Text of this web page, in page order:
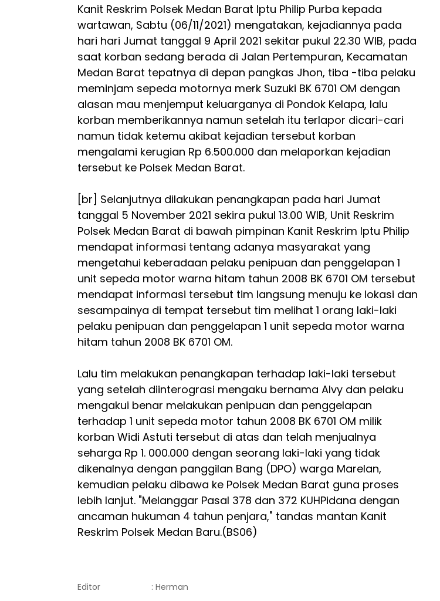
Kanit Reskrim Polsek Medan Barat Iptu Philip Purba kepada
wartawan, Sabtu (06/11/2021) mengatakan, kejadiannya pada
hari hari Jumat tanggal 9 April 2021 sekitar pukul 22.30 WIB, pada
saat korban sedang berada di Jalan Pertempuran, Kecamatan
Medan Barat tepatnya di depan pangkas Jhon, tiba -tiba pelaku
meminjam sepeda motornya merk Suzuki BK 6701 OM dengan
alasan mau menjemput keluarganya di Pondok Kelapa, lalu
korban memberikannya namun setelah itu terlapor dicari-cari
namun tidak ketemu akibat kejadian tersebut korban
mengalami kerugian Rp 6.500.000 dan melaporkan kejadian
tersebut ke Polsek Medan Barat.
[br] Selanjutnya dilakukan penangkapan pada hari Jumat
tanggal 5 November 2021 sekira pukul 13.00 WIB, Unit Reskrim
Polsek Medan Barat di bawah pimpinan Kanit Reskrim Iptu Philip
mendapat informasi tentang adanya masyarakat yang
mengetahui keberadaan pelaku penipuan dan penggelapan 1
unit sepeda motor warna hitam tahun 2008 BK 6701 OM tersebut
mendapat informasi tersebut tim langsung menuju ke lokasi dan
sesampainya di tempat tersebut tim melihat 1 orang laki-laki
pelaku penipuan dan penggelapan 1 unit sepeda motor warna
hitam tahun 2008 BK 6701 OM.
Lalu tim melakukan penangkapan terhadap laki-laki tersebut
yang setelah diinterograsi mengaku bernama Alvy dan pelaku
mengakui benar melakukan penipuan dan penggelapan
terhadap 1 unit sepeda motor tahun 2008 BK 6701 OM milik
korban Widi Astuti tersebut di atas dan telah menjualnya
seharga Rp 1. 000.000 dengan seorang laki-laki yang tidak
dikenalnya dengan panggilan Bang (DPO) warga Marelan,
kemudian pelaku dibawa ke Polsek Medan Barat guna proses
lebih lanjut. "Melanggar Pasal 378 dan 372 KUHPidana dengan
ancaman hukuman 4 tahun penjara," tandas mantan Kanit
Reskrim Polsek Medan Baru.(BS06)
Editor : Herman